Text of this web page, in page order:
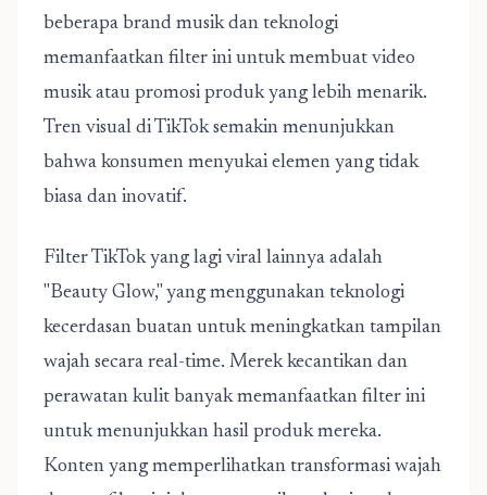
beberapa brand musik dan teknologi
memanfaatkan filter ini untuk membuat video
musik atau promosi produk yang lebih menarik.
Tren visual di TikTok semakin menunjukkan
bahwa konsumen menyukai elemen yang tidak
biasa dan inovatif.
Filter TikTok yang lagi viral lainnya adalah
"Beauty Glow," yang menggunakan teknologi
kecerdasan buatan untuk meningkatkan tampilan
wajah secara real-time. Merek kecantikan dan
perawatan kulit banyak memanfaatkan filter ini
untuk menunjukkan hasil produk mereka.
Konten yang memperlihatkan transformasi wajah